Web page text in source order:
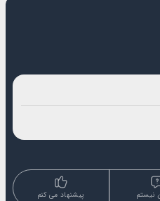
پیشنهاد می کنم نیستم